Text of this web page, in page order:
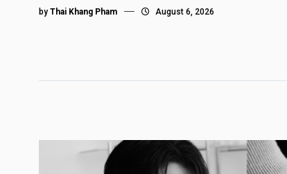
by Thai Khang Pham August 6, 2026